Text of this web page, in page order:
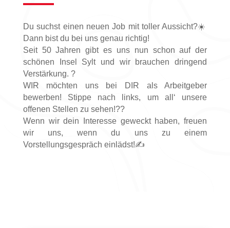
Du suchst einen neuen Job mit toller Aussicht?☀️
Dann bist du bei uns genau richtig!
Seit 50 Jahren gibt es uns nun schon auf der
schönen Insel Sylt und wir brauchen dringend
Verstärkung. ?
WIR möchten uns bei DIR als Arbeitgeber
bewerben! Stippe nach links, um all‘ unsere
offenen Stellen zu sehen!??
Wenn wir dein Interesse geweckt haben, freuen
wir uns, wenn du uns zu einem
Vorstellungsgespräch einlädst!✍️